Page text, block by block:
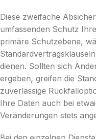
Diese zweifache
umfassenden Schutz
primäre Schutzebene,
dienen. Sollten sich
ergeben, greifen die
zuverlässige
Ihre Daten auch bei
Veränderungen stets